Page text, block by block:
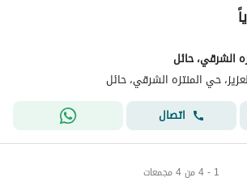
الشرقي، حائل
حي المنتزه الشرقي، حائل
اتصال
1 - 4 من 4 مجمعات